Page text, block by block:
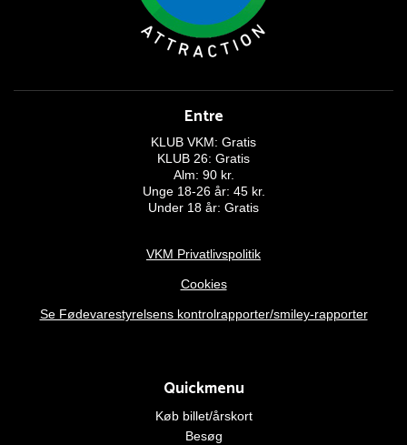
Entre
KLUB VKM: Gratis
KLUB 26: Gratis
Alm: 90 kr.
Unge 18-26 år: 45 kr.
Under 18 år: Gratis
VKM Privatlivspolitik
Cookies
Se Fødevarestyrelsens kontrolrapporter/smiley-rapporter
Quickmenu
Køb billet/årskort
Besøg